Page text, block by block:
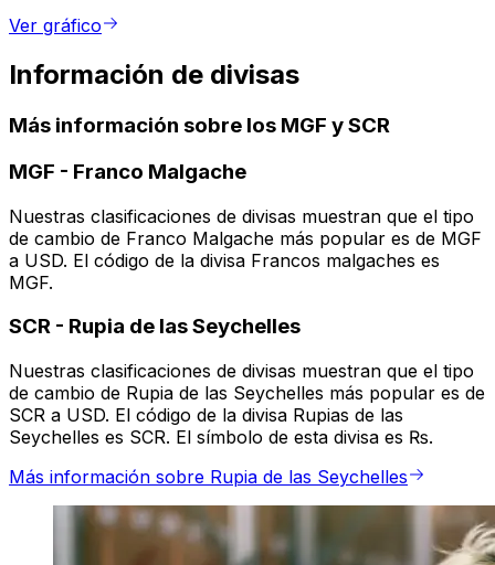
Ver gráfico
Información de divisas
Más información sobre los MGF y SCR
MGF - Franco Malgache
Nuestras clasificaciones de divisas muestran que el tipo
de cambio de Franco Malgache más popular es de MGF
a USD. El código de la divisa Francos malgaches es
MGF.
SCR - Rupia de las Seychelles
Nuestras clasificaciones de divisas muestran que el tipo
de cambio de Rupia de las Seychelles más popular es de
SCR a USD. El código de la divisa Rupias de las
Seychelles es SCR. El símbolo de esta divisa es ₨.
Más información sobre Rupia de las Seychelles